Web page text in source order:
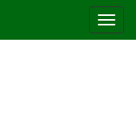
T
o